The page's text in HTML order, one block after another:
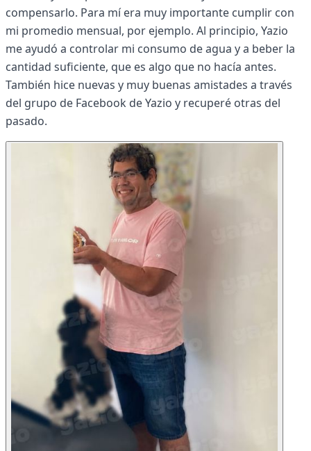
compensarlo. Para mí era muy importante cumplir con
mi promedio mensual, por ejemplo. Al principio, Yazio
me ayudó a controlar mi consumo de agua y a beber la
cantidad suficiente, que es algo que no hacía antes.
También hice nuevas y muy buenas amistades a través
del grupo de Facebook de Yazio y recuperé otras del
pasado.